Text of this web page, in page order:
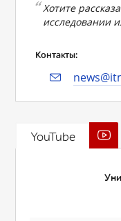
Хотите
исследовании
Контакты:
YouTube